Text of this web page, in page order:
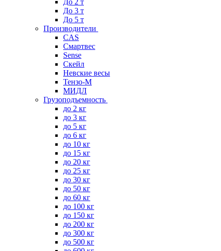
До 2 т
До 3 т
До 5 т
Производители
CAS
Смартвес
Sense
Скейл
Невские весы
Тензо-М
МИДЛ
Грузоподъемность
до 2 кг
до 3 кг
до 5 кг
до 6 кг
до 10 кг
до 15 кг
до 20 кг
до 25 кг
до 30 кг
до 50 кг
до 60 кг
до 100 кг
до 150 кг
до 200 кг
до 300 кг
до 500 кг